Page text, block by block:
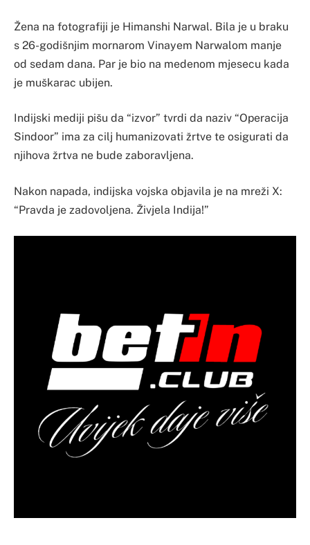
Žena na fotografiji je Himanshi Narwal. Bila je u braku
s 26-godišnjim mornarom Vinayem Narwalom manje
od sedam dana. Par je bio na medenom mjesecu kada
je muškarac ubijen.
Indijski mediji pišu da “izvor” tvrdi da naziv “Operacija
Sindoor” ima za cilj humanizovati žrtve te osigurati da
njihova žrtva ne bude zaboravljena.
Nakon napada, indijska vojska objavila je na mreži X:
“Pravda je zadovoljena. Živjela Indija!”